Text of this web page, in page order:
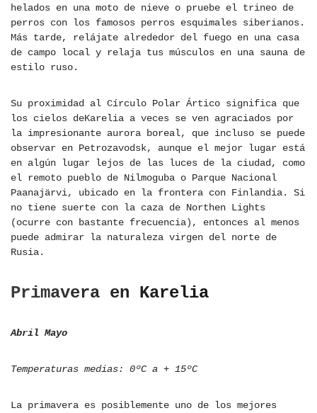
helados en una moto de nieve o pruebe el trineo de
perros con los famosos perros esquimales siberianos.
Más tarde, relájate alrededor del fuego en una casa
de campo local y relaja tus músculos en una sauna de
estilo ruso.
Su proximidad al Círculo Polar Ártico significa que
los cielos deKarelia a veces se ven agraciados por
la impresionante aurora boreal, que incluso se puede
observar en Petrozavodsk, aunque el mejor lugar está
en algún lugar lejos de las luces de la ciudad, como
el remoto pueblo de Nilmoguba o Parque Nacional
Paanajärvi, ubicado en la frontera con Finlandia. Si
no tiene suerte con la caza de Northen Lights
(ocurre con bastante frecuencia), entonces al menos
puede admirar la naturaleza virgen del norte de
Rusia.
Primavera en Karelia
Abril Mayo
Temperaturas medias: 0ºC a + 15ºC
La primavera es posiblemente uno de los mejores